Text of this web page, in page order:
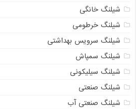
شیلنگ خانگی
شیلنگ خرطومی
شیلنگ سرویس بهداشتی
شیلنگ سمپاش
شیلنگ سیلیکونی
شیلنگ صنعتی
شیلنگ صنعتی آب